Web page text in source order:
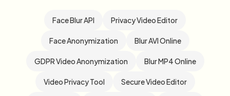
Face Blur API Privacy Video Editor
Face Anonymization Blur AVI Online
GDPR Video Anonymization Blur MP4 Online
Video Privacy Tool Secure Video Editor